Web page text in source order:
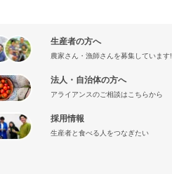
生産者の方へ
農家さん・漁師さんを募集しています!
法人・自治体の方へ
アライアンスのご相談はこちらから
採用情報
生産者と食べる人をつなぎたい